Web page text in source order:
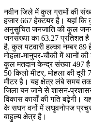
नवीन जिले में कुल ग्रामों की
हजार 667 हेक्टयर है। यहां
अनुसुचित जनजाति की कुल
जनसंख्या का 63.27 प्रतिशत
है, कुल पटवारी हल्का नम्बर 89
मोहला-मानुपर-चौकी में थानों
कुल मतदान केन्द्र संख्या 497
50 किलो मीटर, मोहला की दूरी
मीटर है। यह क्षेत्र लंबे समय तक
जिला बन जाने से शासन-
विकास कार्यों की गति बढ़ेगी।
के सघन वनों में लघुवनोपज प्रचुर
बाहुल्य क्षेत्र है।